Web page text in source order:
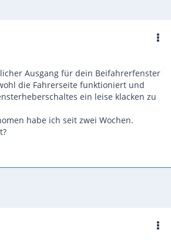
Ausgang für dein Beifahrerfenster
die Fahrerseite funktioniert und
ein leise klacken zu
habe ich seit zwei Wochen.